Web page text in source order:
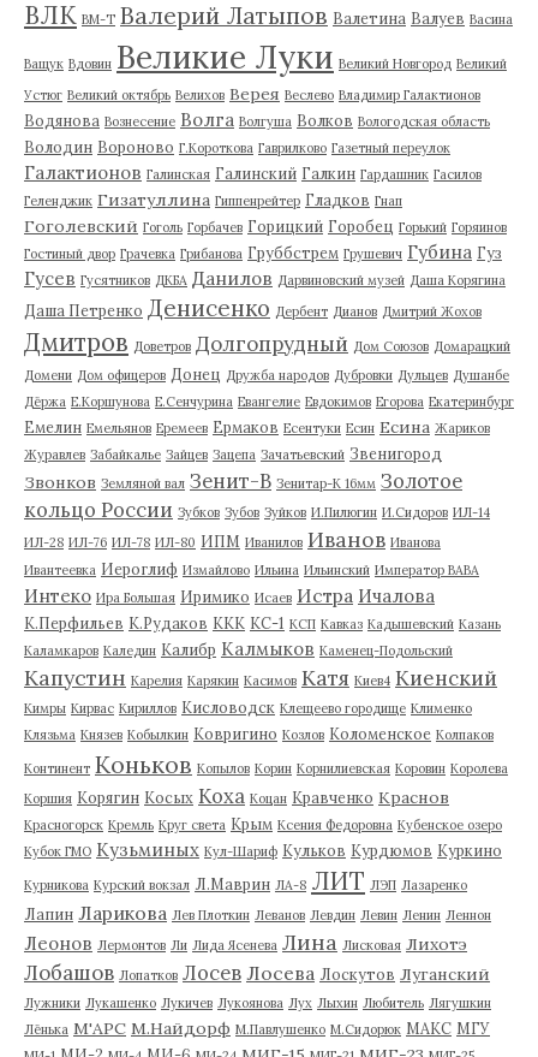
ВЛК ВМ-Т Валерий Латыпов Валетина Валуев Васина
Ващук Вдовин Великие Луки Великий Новгород Великий
Устюг Великий октябрь Велихов Верея Веслево Владимир Галактионов
Водянова Вознесение Волга Волгуша Волков Вологодская область
Володин Вороново Г.Короткова Гаврилково Газетный переулок
Галактионов Галинская Галинский Галкин Гардашник Гасилов
Геленджик Гизатуллина Гиппенрейтер Гладков Гнап
Гоголевский Гоголь Горбачев Горицкий Горобец Горький Горяинов
Гостиный двор Грачевка Грибанова Груббстрем Грушевич Губина Гуз
Гусев Гусятников ДКБА Данилов Дарвиновский музей Даша Корягина
Даша Петренко Денисенко Дербент Дианов Дмитрий Жохов
Дмитров Доветров Долгопрудный Дом Союзов Домарацкий
Домени Дом офицеров Донец Дружба народов Дубровки Дульцев Душанбе
Дёржа Е.Коршунова Е.Сенчурина Евангелие Евдокимов Егорова Екатеринбург
Емелин Емельянов Еремеев Ермаков Есентуки Есин Есина Жариков
Журавлев Забайкалье Зайцев Зацепа Зачатьевский Звенигород
Звонков Земляной вал Зенит-В Зенитар-К 16мм Золотое
кольцо России Зубков Зубов Зуйков И.Пилюгин И.Сидоров ИЛ-14
ИЛ-28 ИЛ-76 ИЛ-78 ИЛ-80 ИПМ Иванилов Иванов Иванова
Ивантеевка Иероглиф Измайлово Ильина Ильинский Император ВАВА
Интеко Ира Большая Иримико Исаев Истра Ичалова
К.Перфильев К.Рудаков ККК КС-1 КСП Кавказ Кадышевский Казань
Каламкаров Каледин Калибр Калмыков Каменец-Подольский
Капустин Карелия Карякин Касимов Катя Киев4 Киенский
Кимры Кирвас Кириллов Кисловодск Клещеево городище Клименко
Клязьма Князев Кобылкин Ковригино Козлов Коломенское Колпаков
Континент Коньков Копылов Корин Корнилиевская Коровин Королева
Коршия Корягин Косых Коха Коцан Кравченко Краснов
Красногорск Кремль Круг света Крым Ксения Федоровна Кубенское озеро
Кубок ГМО Кузьминых Кул-Шариф Кульков Курдюмов Куркино
Курникова Курский вокзал Л.Маврин ЛА-8 ЛИТ ЛЭП Лазаренко
Лапин Ларикова Лев Плоткин Леванов Левдин Левин Ленин Леннон
Леонов Лермонтов Ли Лида Ясенева Лина Лисковая Лихотэ
Лобашов Лопатков Лосев Лосева Лоскутов Луганский
Лужники Лукашенко Лукичев Лукоянова Лух Лыхин Любитель Лягушкин
Лёнька М'АРС М.Найдорф М.Павлушенко М.Сидорюк МАКС МГУ